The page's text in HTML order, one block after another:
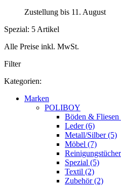
Zustellung bis 11. August
Spezial: 5 Artikel
Alle Preise inkl. MwSt.
Filter
Kategorien:
Marken
POLIBOY
Böden & Fliesen
Leder (6)
Metall/Silber (5)
Möbel (7)
Spezial (5)
Textil (2)
Zubehör (2)